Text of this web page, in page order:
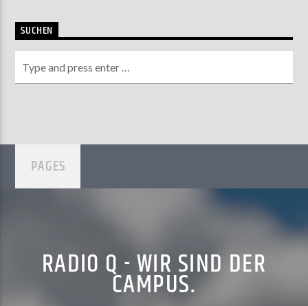
SUCHEN
PAGES
RADIO Q - WIR SIND DER
CAMPUS.